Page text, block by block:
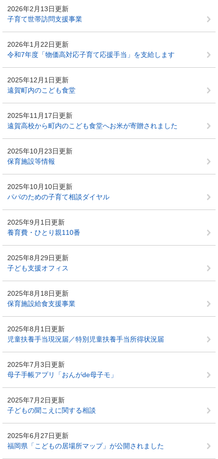
2026年2月13日更新
子育て世帯訪問支援事業
2026年1月22日更新
令和7年度「物価高対応子育て応援手当」を支給します
2025年12月1日更新
遠賀町内のこども食堂
2025年11月17日更新
遠賀高校から町内のこども食堂へお米が寄贈されました
2025年10月23日更新
保育施設等情報
2025年10月10日更新
パパのための子育て相談ダイヤル
2025年9月1日更新
養育費・ひとり親110番
2025年8月29日更新
子ども支援オフィス
2025年8月18日更新
保育施設給食支援事業
2025年8月1日更新
児童扶養手当現況届／特別児童扶養手当所得状況届
2025年7月3日更新
母子手帳アプリ「おんがde母子モ」
2025年7月2日更新
子どもの聞こえに関する相談
2025年6月27日更新
福岡県「こどもの居場所マップ」が公開されました